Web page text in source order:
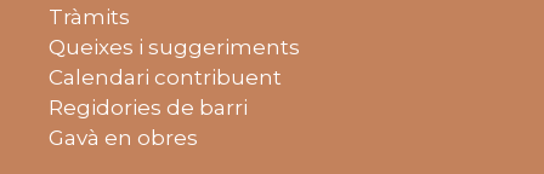
Tràmits
Queixes i suggeriments
Calendari contribuent
Regidories de barri
Gavà en obres